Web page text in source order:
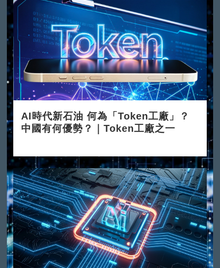
AI時代新石油 何為「Token工廠」？
中國有何優勢？｜Token工廠之一